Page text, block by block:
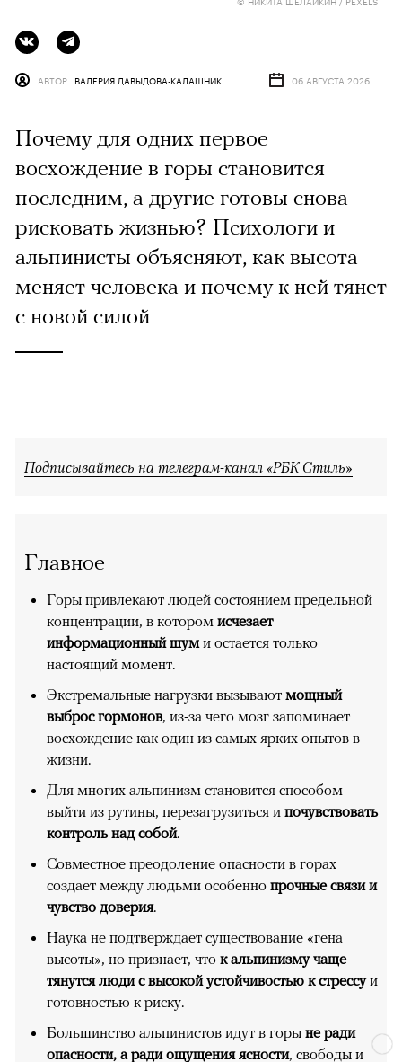
АВТОР ВАЛЕРИЯ ДАВЫДОВА-КАЛАШНИК 06 АВГУСТА 2026
Почему для одних первое
восхождение в горы становится
последним, а другие готовы снова
рисковать жизнью? Психологи и
альпинисты объясняют, как высота
меняет человека и почему к ней тянет
с новой силой
Подписывайтесь на телеграм-канал «РБК Стиль»
Главное
Горы привлекают людей состоянием предельной
концентрации, в котором исчезает
информационный шуми остается только
настоящий момент.
Экстремальные нагрузки вызывают мощный
выброс гормонов, из-за чего мозг запоминает
восхождение как один из самых ярких опытов в
жизни.
Для многих альпинизм становится способом
выйти из рутины, перезагрузиться и почувствовать
контроль над собой.
Совместное преодоление опасности в горах
создает между людьми особенно прочные связи и
чувство доверия.
Наука не подтверждает существование «гена
высоты», но признает, что к альпинизму чаще
тянутся люди с высокой устойчивостью к стрессуи
готовностью к риску.
Большинство альпинистов идут в горы не ради
опасности, а ради ощущения ясности, свободы и